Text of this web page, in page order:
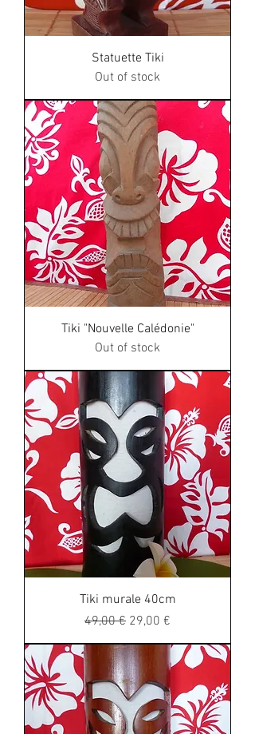
Statuette Tiki
Out of stock
Tiki "Nouvelle Calédonie"
Out of stock
Tiki murale 40cm
Regular Price
49,00 € Sale Price
29,00 €